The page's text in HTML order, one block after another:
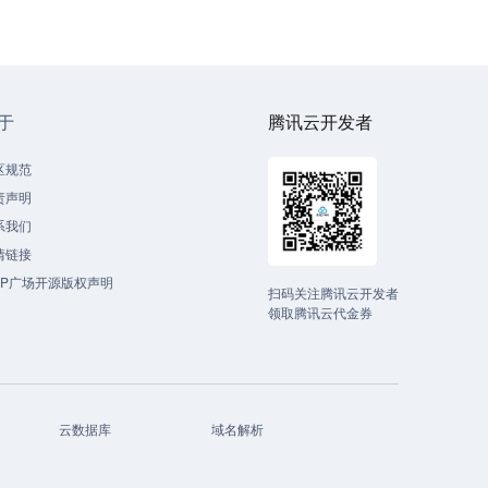
规范
声明
我们
链接
广场开源版权声明
腾讯云开发者
扫码关注腾讯云开发者
领取腾讯云代金券
云数据库 域名解析